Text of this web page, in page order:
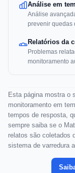
Análise em
Análise
prevenir quedas
Relatórios da
Problemas
monitoramento
Esta página mostra o
monitoramento em
tempos de resposta,
sempre saiba se o
relatos são coletados
sistema de varredura